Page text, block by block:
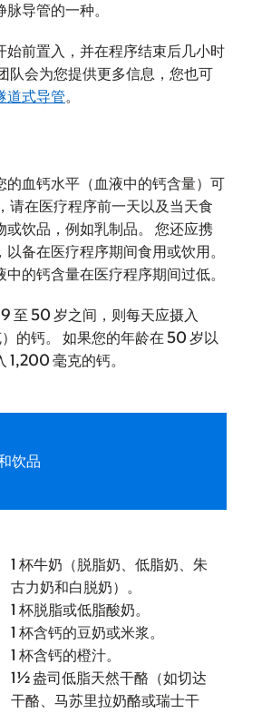
导管的一种。
始前置入，并在程序结束后几小时
队会为您提供更多信息，您也可
道式导管。
的血钙水平（血液中的钙含量）可
请在医疗程序前一天以及当天食
或饮品，例如乳制品。 您还应携
备在医疗程序期间食用或饮用。
的钙含量在医疗程序期间过低。
至 50 岁之间，则每天应摄入
的钙。 如果您的年龄在 50 岁以
1,200 毫克的钙。
饮品
1 杯牛奶（脱脂奶、低脂奶、朱
古力奶和白脱奶）。
1 杯脱脂或低脂酸奶。
1 杯含钙的豆奶或米浆。
1 杯含钙的橙汁。
1½ 盎司低脂天然干酪（如切达
干酪、马苏里拉奶酪或瑞士干